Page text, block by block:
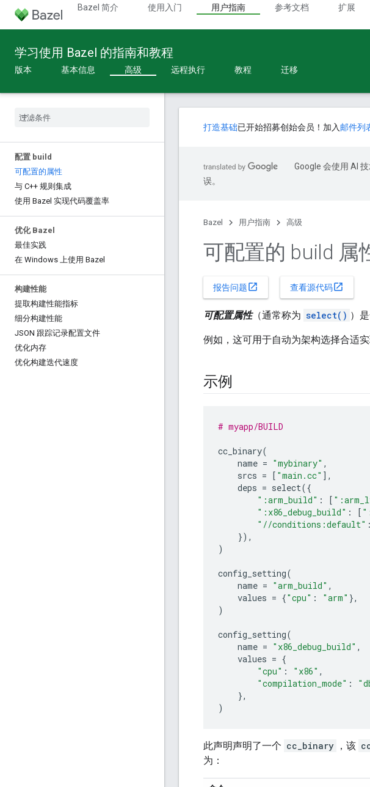
Bazel 简介 使用入门 用户指南 参考文档 扩展
学习使用 Bazel 的指南和教程
版本 基本信息 高级 远程执行 教程 迁移
配置 build
可配置的属性
与 C++ 规则集成
使用 Bazel 实现代码覆盖率
优化 Bazel
最佳实践
在 Windows 上使用 Bazel
构建性能
提取构建性能指标
细分构建性能
JSON 跟踪记录配置文件
优化内存
优化构建迭代速度
打造基础已开始招募创始会员！加入 邮件列
Google 会使用 AI
误。
Bazel 用户指南 高级
可配置的 build 属
报告问题open_in_new 查看源代码open_in_new
可配置属性（通常称为 select() ）
例如，这可用于自动为架构选择合适
示例
# myapp/BUILD
cc_binary(
name = "mybinary" ,
srcs = [ "main.cc" ],
deps = select({
":arm_build" : [
":x86_debug_build" : [
"//conditions:default" :
}),
)
config_setting(
name = "arm_build" ,
values = {"cpu" : "arm" },
)
config_setting(
name = "x86_debug_build" ,
values = {
"cpu" : "x86" ,
"compilation_mode" :
},
)
此声明声明了一个 cc_binary ，该
为：